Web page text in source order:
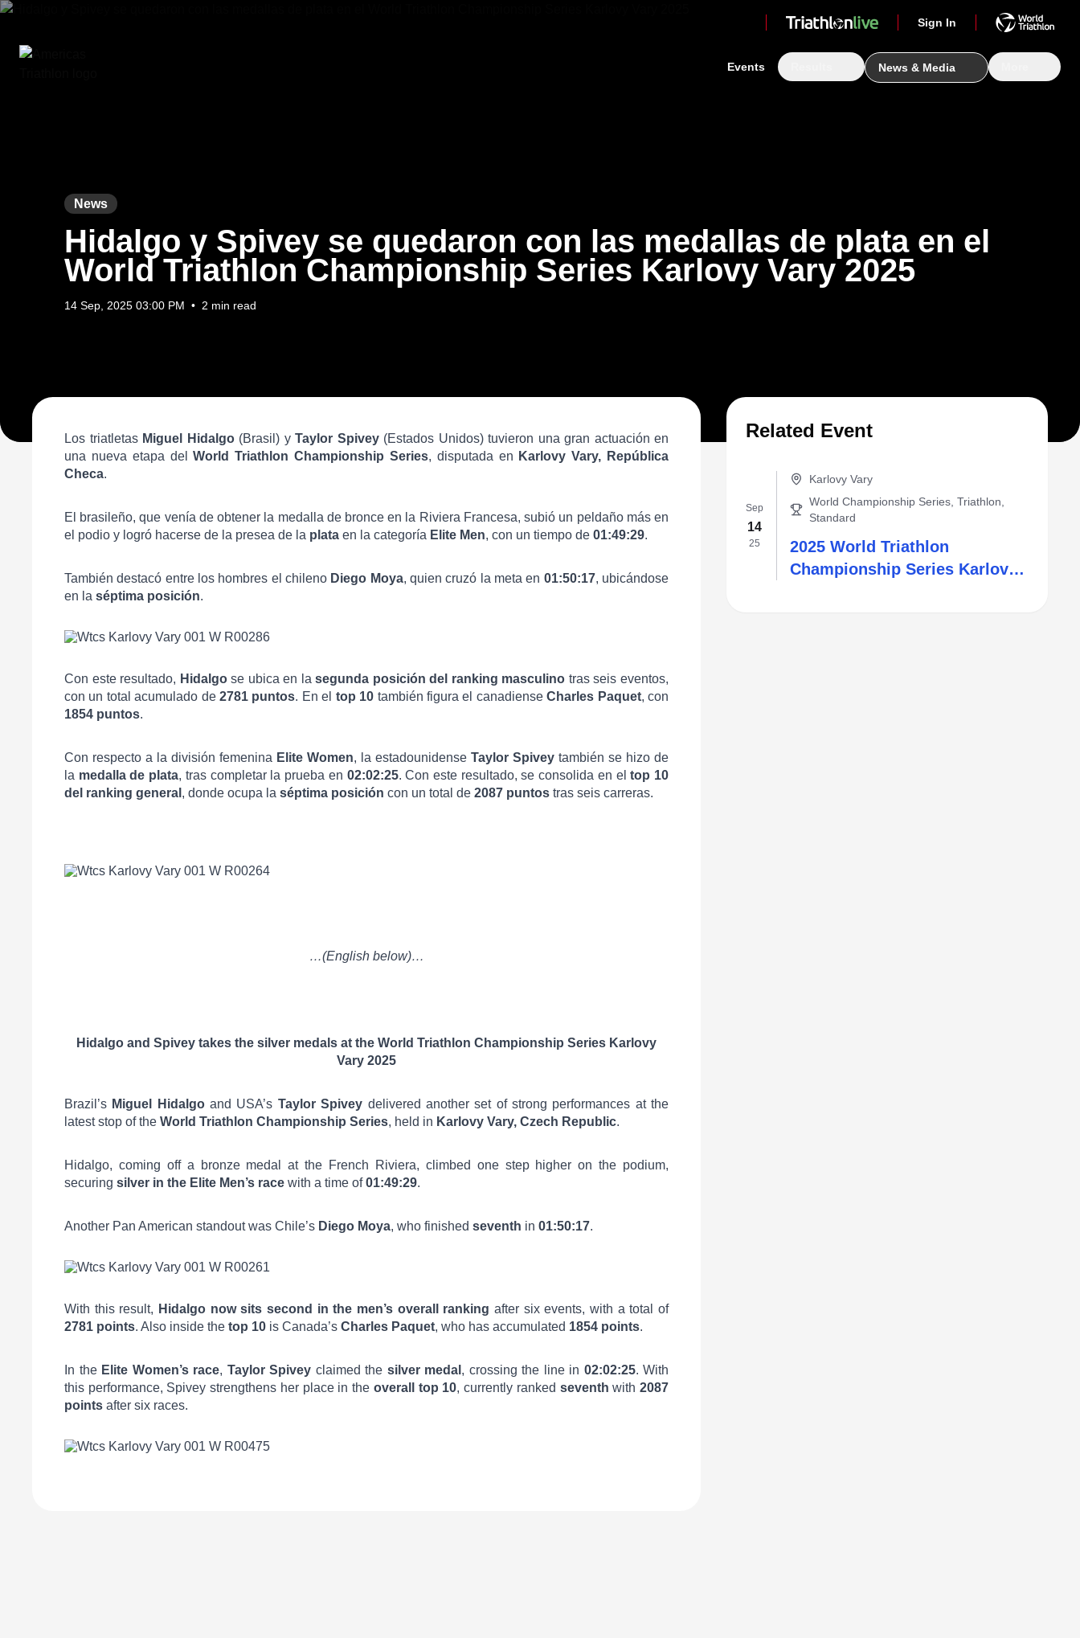
Sign In
Events News & Media
News
Hidalgo y Spivey se quedaron con las medallas de plata en el
World Triathlon Championship Series Karlovy Vary 2025
14 Sep, 2025 03:00 PM • 2 min read
Los triatletas Miguel Hidalgo(Brasil) y Taylor Spivey(Estados Unidos) tuvieron una gran actuación en
una nueva etapa delWorld Triathlon Championship Series, disputada en Karlovy Vary, República
Checa.
El brasileño, que venía de obtener la medalla de bronce en la Riviera Francesa, subió un peldaño más en
el podio y logró hacerse de la presea de la plata en la categoría Elite Men, con un tiempo de 01:49:29.
También destacó entre los hombres el chileno Diego Moya, quien cruzó la meta en 01:50:17, ubicándose
en la séptima posición.
Con este resultado, Hidalgose ubica en lasegunda posición del ranking masculino tras seis eventos,
con un total acumulado de2781 puntos. En el top 10 también figura el canadienseCharles Paquet, con
1854 puntos.
Con respecto a la división femenina Elite Women, la estadounidense Taylor Spivey también se hizo de
la medalla de plata, tras completar la prueba en 02:02:25. Con este resultado, se consolida en eltop 10
del ranking general , donde ocupa la séptima posición con un total de 2087 puntos tras seis carreras.
…(English below)…
Hidalgo and Spivey takes the silver medals at the World Triathlon Championship Series Karlovy
Vary 2025
Brazil’s Miguel Hidalgoand USA’s Taylor Spivey delivered another set of strong performances at the
latest stop of the World Triathlon Championship Series, held in Karlovy Vary, Czech Republic.
Hidalgo, coming off a bronze medal at the French Riviera, climbed one step higher on the podium,
securing silver in the Elite Men’s race with a time of01:49:29.
Another Pan American standout was Chile’s Diego Moya, who finished seventh in 01:50:17.
With this result, Hidalgo now sits second in the men’s overall ranking after six events, with a total of
2781 points. Also inside the top 10 is Canada’s Charles Paquet, who has accumulated 1854 points.
In the Elite Women’s race, Taylor Spivey claimed the silver medal , crossing the line in 02:02:25. With
this performance, Spivey strengthens her place in the overall top 10, currently ranked seventh with2087
points after six races.
Related Event
Sep
14
25
Karlovy Vary
World Championship Series, Triathlon,
Standard
2025 World Triathlon
Championship Series Karlovy